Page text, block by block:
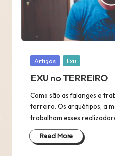
Posted
Artigos Exu
EXU no TERREIRO
Como são as falanges e
terreiro. Os arquétipos, a
trabalham esses
Read More